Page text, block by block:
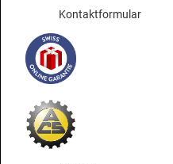
Kontaktformular